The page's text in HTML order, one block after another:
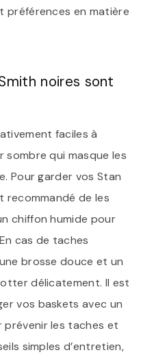
en matière
noires sont
faciles à
qui masque les
Pour garder vos Stan
recommandé de les
chiffon humide pour
cas de taches
brosse douce et un
délicatement. Il est
vos baskets avec un
les taches et
simples d’entretien,